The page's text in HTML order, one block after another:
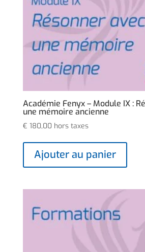
Académie Fenyx – Module IX :
une mémoire ancienne
€ 180,00 hors taxes
Ajouter au panier